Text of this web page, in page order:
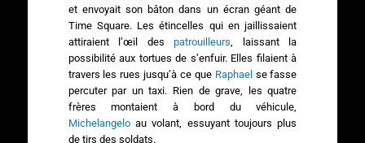
et envoyait son bâton dans un écran géant de
Time Square. Les étincelles qui en jaillissaient
attiraient l’œil despatrouilleurs , laissant la
possibilité aux tortues de s’enfuir. Elles filaient à
travers les rues jusqu’à ce que Raphael se fasse
percuter par un taxi. Rien de grave, les quatre
frères montaient à bord du véhicule,
Michelangeloau volant, essuyant toujours plus
de tirs des soldats.